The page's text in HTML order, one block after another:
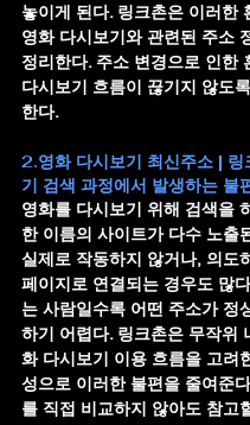
놓이게 된다. 링크촌은 이러한
영화 다시보기와 관련된 주소
정리한다. 주소 변경으로 인한
다시보기 흐름이 끊기지 않도
한다.
2.영화 다시보기 최신주소 | 링
기 검색 과정에서 발생하는 불
영화를 다시보기 위해 검색을
한 이름의 사이트가 다수 노출
실제로 작동하지 않거나, 의도
페이지로 연결되는 경우도 많
는 사람일수록 어떤 주소가 정
하기 어렵다. 링크촌은 무작위
화 다시보기 이용 흐름을 고려
성으로 이러한 불편을 줄여준
를 직접 비교하지 않아도 참고